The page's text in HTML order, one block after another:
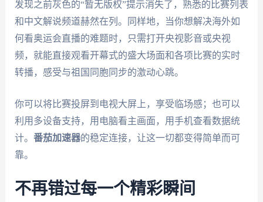
发现之前灰色的“暂无版权”提示消失了，熟悉的比赛列表
和中文解说频道赫然在列。同样地，当你想解决海外如
何看奥运会直播的难题时，只需打开央视影音或央视
频，就能直接观看开幕式的盛大场面和各项比赛的实时
转播，感受与祖国同胞同步的激动心跳。
你可以将比赛投屏到电视大屏上，享受临场感；也可以
利用多设备支持，用电脑看主画面，用手机查看数据统
计。 番茄加速器的稳定连接，让这一切都变得简单而可
靠。
不再错过每一个精彩瞬间